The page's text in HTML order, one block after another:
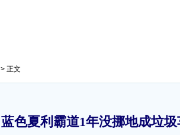
> 正文
蓝色夏利霸道1年没挪地成垃圾